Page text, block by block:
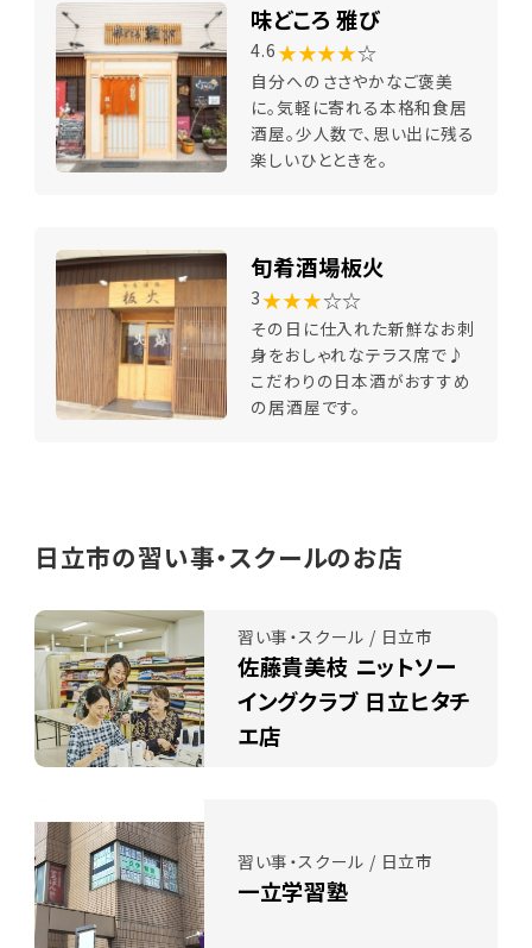
味どころ 雅び
4.6 ★★★★☆
自分へのささやかなご褒美
に。気軽に寄れる本格和食居
酒屋。少人数で、思い出に残る
楽しいひとときを。
旬肴酒場板火
3 ★★★☆☆
その日に仕入れた新鮮なお刺
身をおしゃれなテラス席で♪
こだわりの日本酒がおすすめ
の居酒屋です。
日立市の習い事・スクールのお店
習い事・スクール / 日立市
佐藤貴美枝 ニットソー
イングクラブ 日立ヒタチ
エ店
習い事・スクール / 日立市
一立学習塾